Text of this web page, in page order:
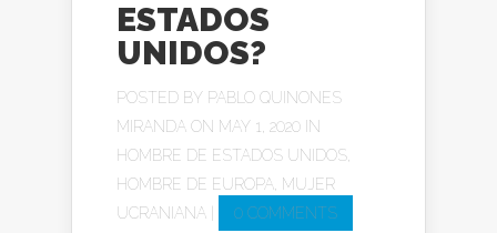
ESTADOS
UNIDOS?
POSTED BY PABLO QUINONES
MIRANDA ON MAY 1, 2020 IN
HOMBRE DE ESTADOS UNIDOS
HOMBRE DE EUROPA MUJER
UCRANIANA
0 COMMENTS